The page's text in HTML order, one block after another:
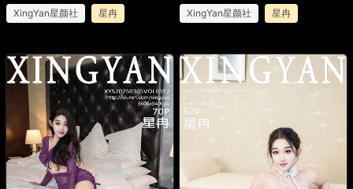
XingYan星颜社 星冉 XingYan星颜社 星冉